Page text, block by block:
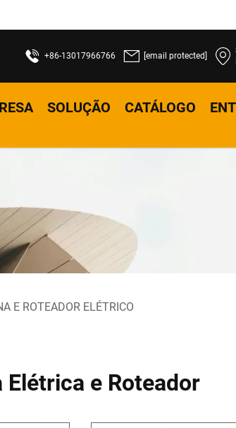
+86-13017966766 [email protected]
SOLUÇÃO CATÁLOGO
E ROTEADOR ELÉTRICO
Elétrica e Roteador